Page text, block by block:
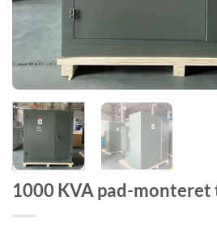
1000 KVA pad-